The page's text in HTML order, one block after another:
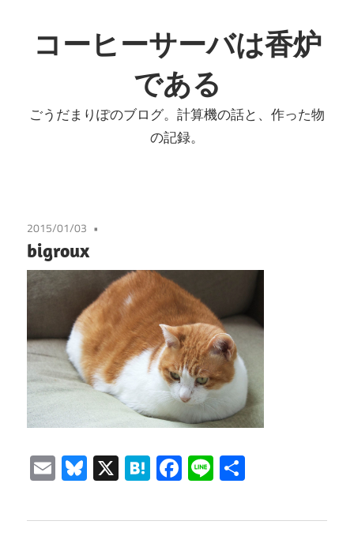
ン
テ
へ
コーヒーサーバは香炉
である
ごうだまりぽのブログ。計算機の話と、作った物
の記録。
2015/01/03
bigroux
EmailBluesky
X Hatena
Facebook
Line